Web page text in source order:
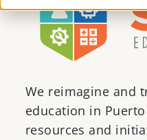
EDUCATION
We reimagine and
education in Puerto
resources and